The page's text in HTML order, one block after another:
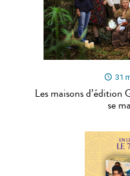
31
Les maisons d’édition
se